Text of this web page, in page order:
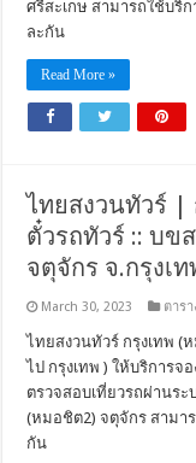
ศรีสะเกษ สามารถใช้บริ
ละกัน
Read More »
ไทยสงวนทัวร์ |
ตั๋วรถทัวร์ :: บข
จตุจักร จ.กรุงเท
March 30, 2023 ตาร
ไทยสงวนทัวร์ กรุงเทพ (
ไป กรุงเทพ ) ให้บริการจ
ตรวจสอบเที่ยวรถผ่านระ
(หมอชิต2) จตุจักร สามา
กัน